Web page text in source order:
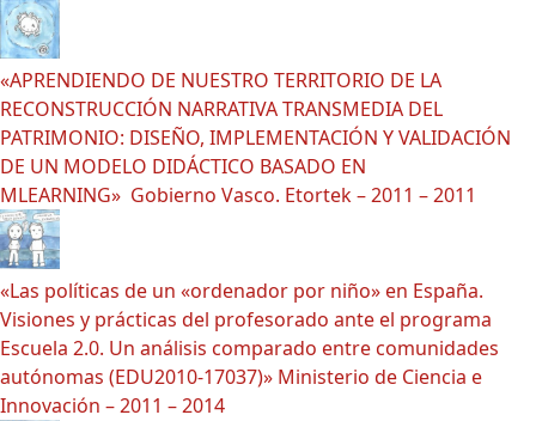
«APRENDIENDO DE NUESTRO TERRITORIO DE LA
RECONSTRUCCIÓN NARRATIVA TRANSMEDIA DEL
PATRIMONIO: DISEÑO, IMPLEMENTACIÓN Y VALIDACIÓN
DE UN MODELO DIDÁCTICO BASADO EN
MLEARNING» Gobierno Vasco. Etortek – 2011 – 2011
«Las políticas de un «ordenador por niño» en España.
Visiones y prácticas del profesorado ante el programa
Escuela 2.0. Un análisis comparado entre comunidades
autónomas (EDU2010-17037)» Ministerio de Ciencia e
Innovación – 2011 – 2014